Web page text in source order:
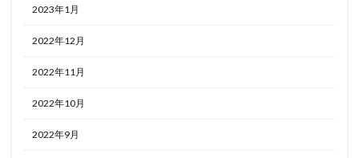
2023年1月
2022年12月
2022年11月
2022年10月
2022年9月